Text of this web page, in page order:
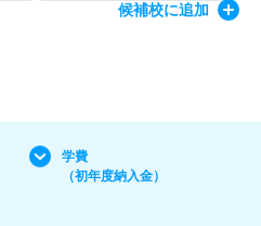
候補校に追加
学費
（初年度納入金）